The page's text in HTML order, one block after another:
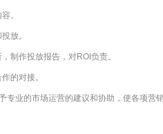
。
放。
制作投放报告，对ROI负责。
的对接。
专业的市场运营的建议和协助，使各项营